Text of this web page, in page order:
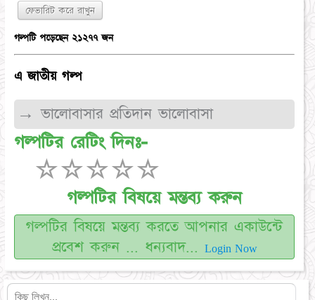
গল্পটি পড়েছেন ২১২৭৭ জন
এ জাতীয় গল্প
→ ভালোবাসার প্রতিদান ভালোবাসা
গল্পটির রেটিং দিনঃ-
☆
☆
☆
☆
☆
গল্পটির বিষয়ে মন্তব্য করুন
গল্পটির বিষয়ে মন্তব্য করতে আপনার একাউন্টে
প্রবেশ করুন ... ধন্যবাদ...
Login Now